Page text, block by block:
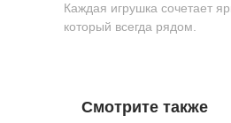
Каждая игрушка сочетает
который всегда рядом.
Смотрите также